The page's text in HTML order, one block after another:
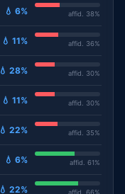
💧 6% affid. 38%
💧 11% affid. 36%
💧 28% affid. 30%
💧 11% affid. 30%
💧 22% affid. 35%
💧 6% affid. 61%
💧 22% affid. 66%